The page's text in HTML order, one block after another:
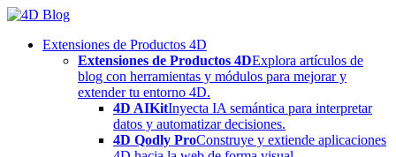
Skip
contentExtensiones de Productos 4D
Extensiones de Productos 4DExplora artículos de
blog con herramientas y módulos para mejorar y
extender tu entorno 4D.
4D AIKitInyecta IA semántica para interpretar
datos y automatizar decisiones.
4D Qodly ProConstruye y extiende aplicaciones